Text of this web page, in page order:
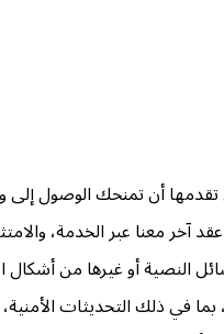
تقدمها أن تمنحك الوصول
آخر معنا عبر الخدمة،
النصية أو غيرها من
في ذلك التحديثات